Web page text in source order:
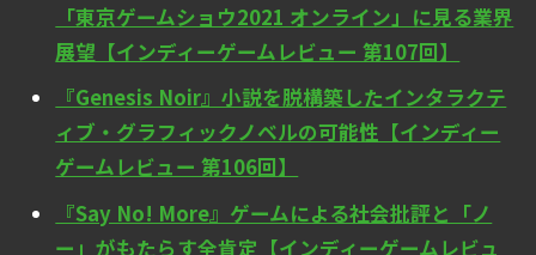
「東京ゲームショウ2021 オンライン」に見る業界
展望【インディーゲームレビュー 第107回】
『Genesis Noir』小説を脱構築したインタラクテ
ィブ・グラフィックノベルの可能性【インディー
ゲームレビュー 第106回】
『Say No! More』ゲームによる社会批評と「ノ
ー」がもたらす全肯定【インディーゲームレビュ